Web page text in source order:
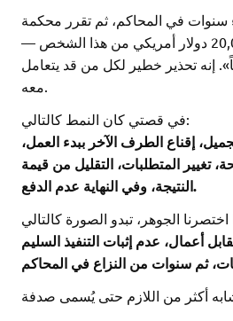
سنوات في المحاكم، ثم تقرر محكمة
الاستئناف استرداد 20,000 دولار أمريكي من هذا الشخص —
إنه تحذير خطير لكل من قد يتعامل
معه.
في قصتي كان النمط كالتالي:
إقناع الطرف الآخر ببدء العمل،
تغيير المتطلبات، التقليل من قيمة
النتيجة، وفي النهاية عدم الدفع.
أعمال، عدم إثبات التنفيذ السليم